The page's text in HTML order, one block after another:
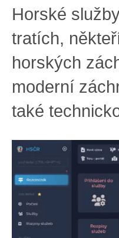
Horské
tratích,
horských
moderní
také